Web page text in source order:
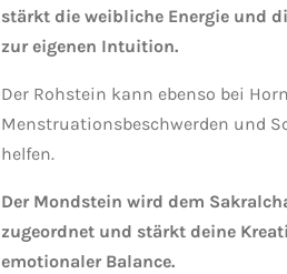
stärkt die weibliche Energie und
zur eigenen Intuition.
Der Rohstein kann ebenso bei
Menstruationsbeschwerden und
helfen.
Der Mondstein wird dem
zugeordnet und stärkt deine
emotionaler Balance.